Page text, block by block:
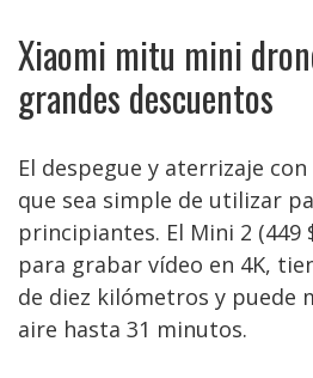
Xiaomi mitu mini
grandes descuentos
El despegue y aterrizaje
que sea simple de utilizar
principiantes. El Mini 2 (449
para grabar vídeo en 4K,
de diez kilómetros y puede
aire hasta 31 minutos.